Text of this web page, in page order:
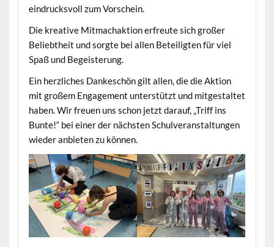
eindrucksvoll zum Vorschein.
Die kreative Mitmachaktion erfreute sich großer
Beliebtheit und sorgte bei allen Beteiligten für viel
Spaß und Begeisterung.
Ein herzliches Dankeschön gilt allen, die die Aktion
mit großem Engagement unterstützt und mitgestaltet
haben. Wir freuen uns schon jetzt darauf, „Triff ins
Bunte!“ bei einer der nächsten Schulveranstaltungen
wieder anbieten zu können.